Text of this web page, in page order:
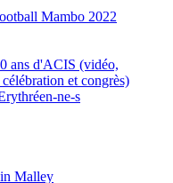
Mambo 2022
ans d'ACIS (vidéo,
et congrès)
ne-s
Malley